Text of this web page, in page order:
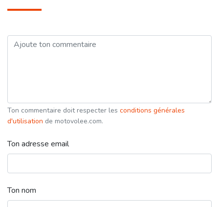
Ton commentaire doit respecter les conditions générales
d'utilisation de motovolee.com.
Ton adresse email
Ton nom